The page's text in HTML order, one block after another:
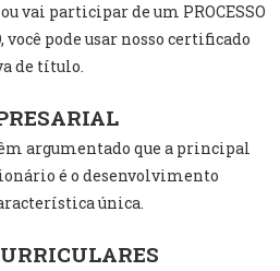
vai participar de um PROCESSO
você pode usar nosso certificado
de título.
argumentado que a principal
é o desenvolvimento
única.